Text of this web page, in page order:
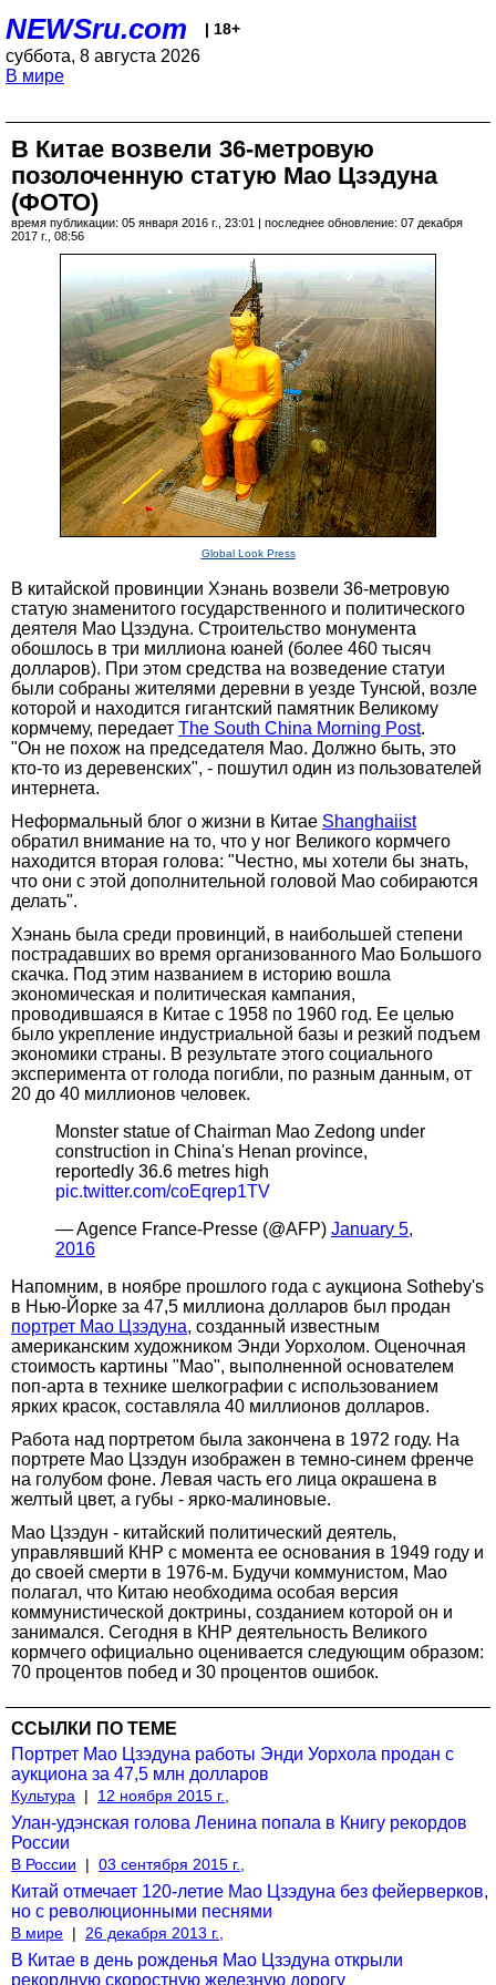
NEWSru.com | 18+
суббота, 8 августа 2026
В мире
В Китае возвели 36-метровую
позолоченную статую Мао Цзэдуна
(ФОТО)
время публикации: 05 января 2016 г., 23:01 | последнее обновление: 07 декабря
2017 г., 08:56
Global Look Press
В китайской провинции Хэнань возвели 36-метровую
статую знаменитого государственного и политического
деятеля Мао Цзэдуна. Строительство монумента
обошлось в три миллиона юаней (более 460 тысяч
долларов). При этом средства на возведение статуи
были собраны жителями деревни в уезде Тунсюй, возле
которой и находится гигантский памятник Великому
кормчему, передает The South China Morning Post.
"Он не похож на председателя Мао. Должно быть, это
кто-то из деревенских", - пошутил один из пользователей
интернета.
Неформальный блог о жизни в Китае Shanghaiist
обратил внимание на то, что у ног Великого кормчего
находится вторая голова: "Честно, мы хотели бы знать,
что они с этой дополнительной головой Мао собираются
делать".
Хэнань была среди провинций, в наибольшей степени
пострадавших во время организованного Мао Большого
скачка. Под этим названием в историю вошла
экономическая и политическая кампания,
проводившаяся в Китае с 1958 по 1960 год. Ее целью
было укрепление индустриальной базы и резкий подъем
экономики страны. В результате этого социального
эксперимента от голода погибли, по разным данным, от
20 до 40 миллионов человек.
Monster statue of Chairman Mao Zedong under
construction in China's Henan province,
reportedly 36.6 metres high
pic.twitter.com/coEqrep1TV
— Agence France-Presse (@AFP) January 5,
2016
Напомним, в ноябре прошлого года с аукциона Sotheby's
в Нью-Йорке за 47,5 миллиона долларов был продан
портрет Мао Цзэдуна, созданный известным
американским художником Энди Уорхолом. Оценочная
стоимость картины "Мао", выполненной основателем
поп-арта в технике шелкографии с использованием
ярких красок, составляла 40 миллионов долларов.
Работа над портретом была закончена в 1972 году. На
портрете Мао Цзэдун изображен в темно-синем френче
на голубом фоне. Левая часть его лица окрашена в
желтый цвет, а губы - ярко-малиновые.
Мао Цзэдун - китайский политический деятель,
управлявший КНР с момента ее основания в 1949 году и
до своей смерти в 1976-м. Будучи коммунистом, Мао
полагал, что Китаю необходима особая версия
коммунистической доктрины, созданием которой он и
занимался. Сегодня в КНР деятельность Великого
кормчего официально оценивается следующим образом:
70 процентов побед и 30 процентов ошибок.
ССЫЛКИ ПО ТЕМЕ
Портрет Мао Цзэдуна работы Энди Уорхола продан с
аукциона за 47,5 млн долларов
Культура | 12 ноября 2015 г.,
Улан-удэнская голова Ленина попала в Книгу рекордов
России
В России | 03 сентября 2015 г.,
Китай отмечает 120-летие Мао Цзэдуна без фейерверков,
но с революционными песнями
В мире | 26 декабря 2013 г.,
В Китае в день рожденья Мао Цзэдуна открыли
рекордную скоростную железную дорогу